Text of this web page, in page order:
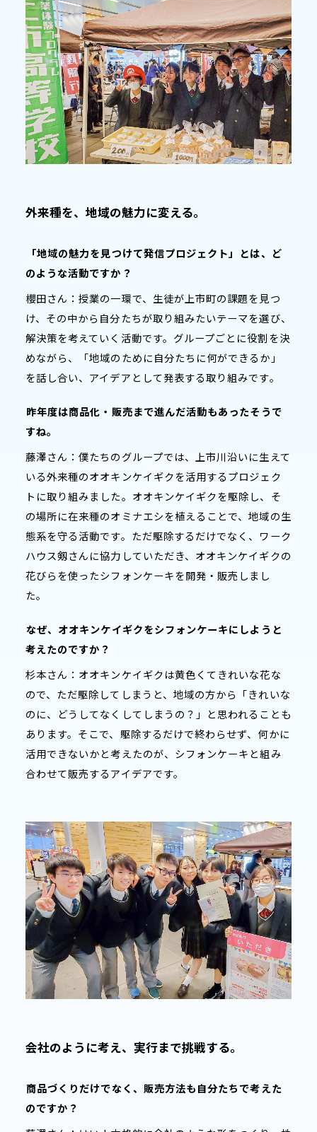
外来種を、地域の魅力に変える。
「地域の魅力を見つけて発信プロジェクト」とは、ど
のような活動ですか？
櫻田さん：授業の一環で、生徒が上市町の課題を見つ
け、その中から自分たちが取り組みたいテーマを選び、
解決策を考えていく活動です。グループごとに役割を決
めながら、「地域のために自分たちに何ができるか」
を話し合い、アイデアとして発表する取り組みです。
昨年度は商品化・販売まで進んだ活動もあったそうで
すね。
藤澤さん：僕たちのグループでは、上市川沿いに生えて
いる外来種のオオキンケイギクを活用するプロジェク
トに取り組みました。オオキンケイギクを駆除し、そ
の場所に在来種のオミナエシを植えることで、地域の生
態系を守る活動です。ただ駆除するだけでなく、ワーク
ハウス剱さんに協力していただき、オオキンケイギクの
花びらを使ったシフォンケーキを開発・販売しまし
た。
なぜ、オオキンケイギクをシフォンケーキにしようと
考えたのですか？
杉本さん：オオキンケイギクは黄色くてきれいな花な
ので、ただ駆除してしまうと、地域の方から「きれいな
のに、どうしてなくしてしまうの？」と思われることも
あります。そこで、駆除するだけで終わらせず、何かに
活用できないかと考えたのが、シフォンケーキと組み
合わせて販売するアイデアです。
会社のように考え、実行まで挑戦する。
商品づくりだけでなく、販売方法も自分たちで考えた
のですか？